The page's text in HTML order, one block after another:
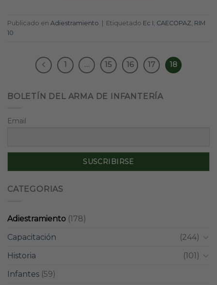
Publicado en Adiestramiento | Etiquetado Ec I; CAECOPAZ RIM
10
1 … 15 16 17 18
BOLETÍN DEL ARMA DE INFANTERÍA
Email
CATEGORIAS
Adiestramiento (178)
Capacitación
(244)
Historia
(101)
Infantes (59)